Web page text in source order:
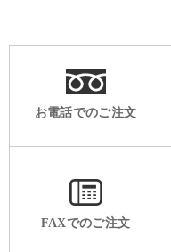
お電話でのご注文
FAXでのご注文